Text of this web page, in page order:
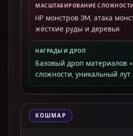
МАСШТАБИРОВАНИЕ
HP монстров 3M, атака
жёсткие руды и деревья.
НАГРАДЫ И ДРОП
Базовый дроп материалов
сложности, уникальный лут.
КОШМАР